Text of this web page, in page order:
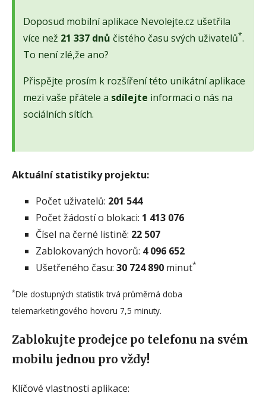
Doposud mobilní aplikace Nevolejte.cz ušetřila
více než 21 337 dnů čistého času svých uživatelů*.
To není zlé,že ano?
Přispějte prosím k rozšíření této unikátní aplikace
mezi vaše přátele a sdílejte informaci o nás na
sociálních sítích.
Aktuální statistiky projektu:
Počet uživatelů: 201 544
Počet žádostí o blokaci: 1 413 076
Čísel na černé listině: 22 507
Zablokovaných hovorů: 4 096 652
Ušetřeného času: 30 724 890 minut*
*Dle dostupných statistik trvá průměrná doba
telemarketingového hovoru 7,5 minuty.
Zablokujte prodejce po telefonu na svém
mobilu jednou pro vždy!
Klíčové vlastnosti aplikace: